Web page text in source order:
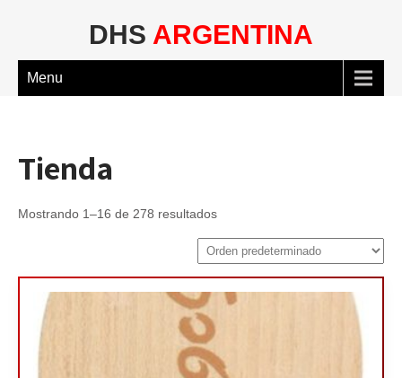
DHS ARGENTINA
Menu
Tienda
Mostrando 1–16 de 278 resultados